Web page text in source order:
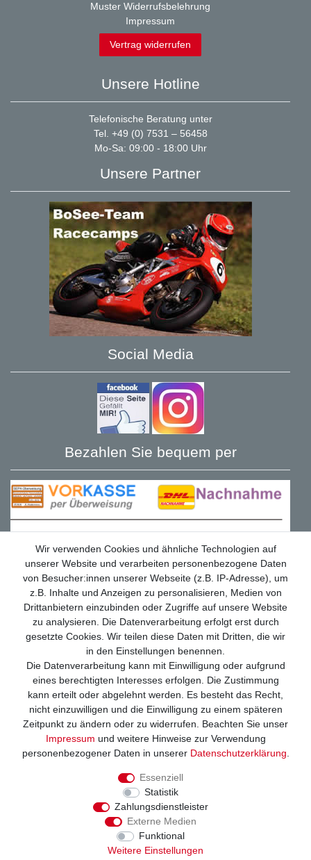
Muster Widerrufsbelehrung
Impressum
Vertrag widerrufen
Unsere Hotline
Telefonische Beratung unter
Tel. +49 (0) 7531 – 56458
Mo-Sa: 09:00 - 18:00 Uhr
Unsere Partner
Social Media
Bezahlen Sie bequem per
Wir versenden mit
Wir verwenden Cookies und ähnliche Technologien auf
unserer Website und verarbeiten personenbezogene Daten
von Besucher:innen unserer Webseite (z.B. IP-Adresse), um
z.B. Inhalte und Anzeigen zu personalisieren, Medien von
Drittanbietern einzubinden oder Zugriffe auf unsere Website
zu analysieren. Die Datenverarbeitung erfolgt erst durch
gesetzte Cookies. Wir teilen diese Daten mit Dritten, die wir
in den Einstellungen benennen.
Die Datenverarbeitung kann mit Einwilligung oder aufgrund
eines berechtigten Interesses erfolgen. Die Zustimmung
kann erteilt oder abgelehnt werden. Es besteht das Recht,
nicht einzuwilligen und die Einwilligung zu einem späteren
Zeitpunkt zu ändern oder zu widerrufen. Beachten Sie unser
Impressum und weitere Hinweise zur Verwendung
personenbezogener Daten in unserer Daten­schutz­erklärung
Essenziell
Statistik
Zahlungsdienstleister
Externe Medien
Funktional
Weitere Einstellungen